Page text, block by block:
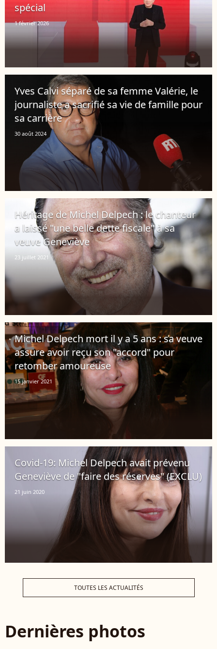
spécial
1 février 2026
Yves Calvi séparé de sa femme Valérie, le
journaliste a sacrifié sa vie de famille pour
sa carrière
30 août 2024
Héritage de Michel Delpech : le chanteur
a laissé "une belle dette fiscale" à sa
veuve Geneviève
23 juillet 2021
Michel Delpech mort il y a 5 ans : sa veuve
assure avoir reçu son "accord" pour
retomber amoureuse
15 janvier 2021
Covid-19: Michel Delpech avait prévenu
Geneviève de "faire des réserves" (EXCLU)
21 juin 2020
TOUTES LES ACTUALITÉS
Dernières photos